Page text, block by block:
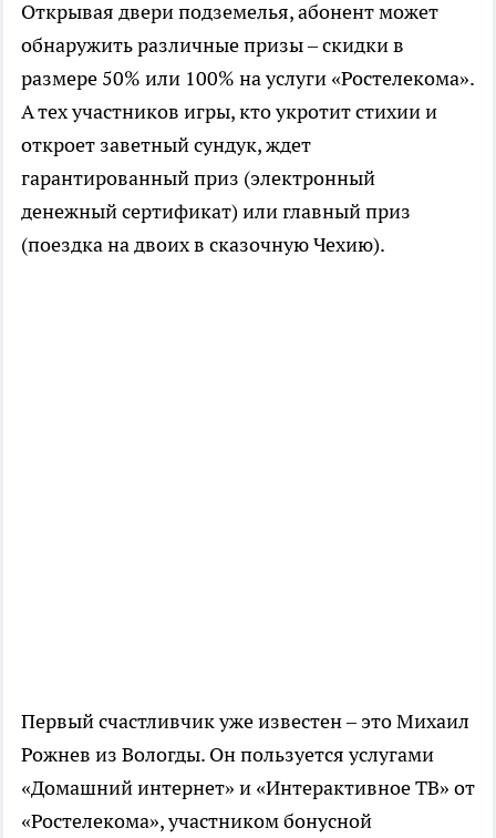
Открывая двери подземелья, абонент может
обнаружить различные призы – скидки в
размере 50% или 100% на услуги «Ростелекома».
А тех участников игры, кто укротит стихии и
откроет заветный сундук, ждет
гарантированный приз (электронный
денежный сертификат) или главный приз
(поездка на двоих в сказочную Чехию).
Первый счастливчик уже известен – это Михаил
Рожнев из Вологды. Он пользуется услугами
«Домашний интернет» и «Интерактивное ТВ» от
«Ростелекома», участником бонусной